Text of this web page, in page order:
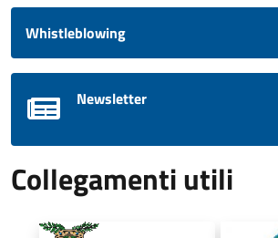
Whistleblowing
Newsletter
Collegamenti utili